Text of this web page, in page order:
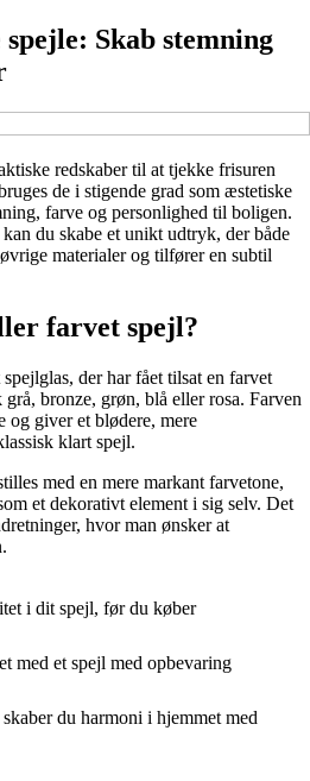
Skab stemning
redskaber til at tjekke frisuren
de i stigende grad som æstetiske
farve og personlighed til boligen.
du skabe et unikt udtryk, der både
materialer og tilfører en subtil
farvet spejl?
der har fået tilsat en farvet
bronze, grøn, blå eller rosa. Farven
og giver et blødere, mere
klart spejl.
med en mere markant farvetone,
et dekorativt element i sig selv. Det
hvor man ønsker at
i dit spejl, før du køber
med et spejl med opbevaring
du harmoni i hjemmet med